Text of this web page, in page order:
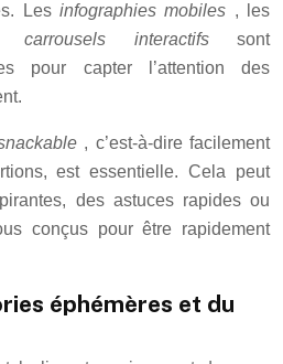
Les infographies mobiles , les
carrousels interactifssont
pour capter l’attention des
, c’est-à-dire facilement
est essentielle. Cela peut
des astuces rapides ou
conçus pour être rapidement
éphémères et du